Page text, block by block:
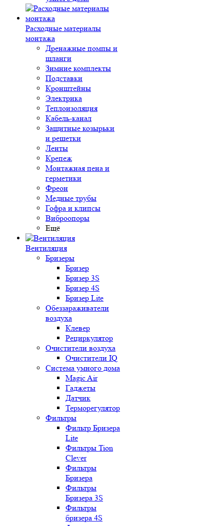
Расходные материалы
монтажа
Дренажные помпы и
шланги
Зимние комплекты
Подставки
Кронштейны
Электрика
Теплоизоляция
Кабель-канал
Защитные козырьки
и решетки
Ленты
Крепеж
Монтажная пена и
герметики
Фреон
Медные трубы
Гофра и клипсы
Виброопоры
Ещё
Вентиляция
Бризеры
Бризер
Бризер 3S
Бризер 4S
Бризер Lite
Обеззараживатели
воздуха
Клевер
Рециркулятор
Очистители воздуха
Очистители IQ
Система умного дома
Magic Air
Гаджеты
Датчик
Терморегулятор
Фильтры
Фильтр Бризера
Lite
Фильтры Tion
Clever
Фильтры
Бризера
Фильтры
Бризера 3S
Фильтры
бризера 4S